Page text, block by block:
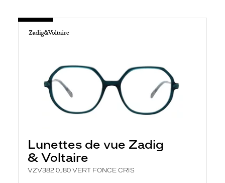
Lunettes de vue Zadig
& Voltaire
VZV382 0J80 VERT FONCE CRIS